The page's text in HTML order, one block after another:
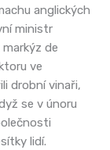
anglických
ministr
de
ve
drobní vinaři,
se v únoru
lidí.